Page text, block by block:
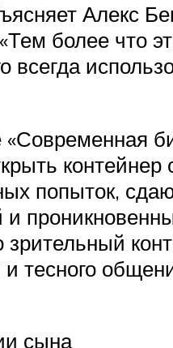
Алекс
более что
контейнер
попыток,
тесного
сына